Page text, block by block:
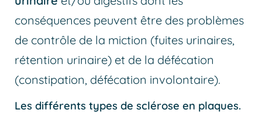
conséquences peuvent être des problèmes
de contrôle de la miction (fuites urinaires,
rétention urinaire) et de la défécation
(constipation, défécation involontaire).
Les différents types de sclérose en plaques.